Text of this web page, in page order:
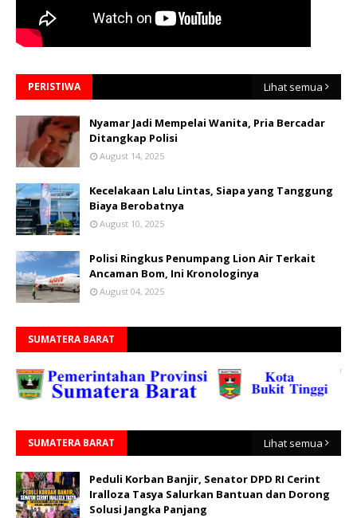
PERISTIWA Lihat semua
Nyamar Jadi Mempelai Wanita, Pria Bercadar
Ditangkap Polisi
August 14, 2025
Kecelakaan Lalu Lintas, Siapa yang Tanggung
Biaya Berobatnya
August 10, 2025
Polisi Ringkus Penumpang Lion Air Terkait
Ancaman Bom, Ini Kronologinya
August 04, 2025
SUMATERA BARAT
SUMATERA BARAT Lihat semua
Peduli Korban Banjir, Senator DPD RI Cerint
Iralloza Tasya Salurkan Bantuan dan Dorong
Solusi Jangka Panjang